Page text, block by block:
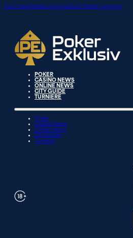
Zum Hauptinhalt springenZum Footer springen
POKER
CASINO NEWS
ONLINE NEWS
CITY GUIDE
TURNIERE
Poker
Casino News
Online News
City Guide
Turniere